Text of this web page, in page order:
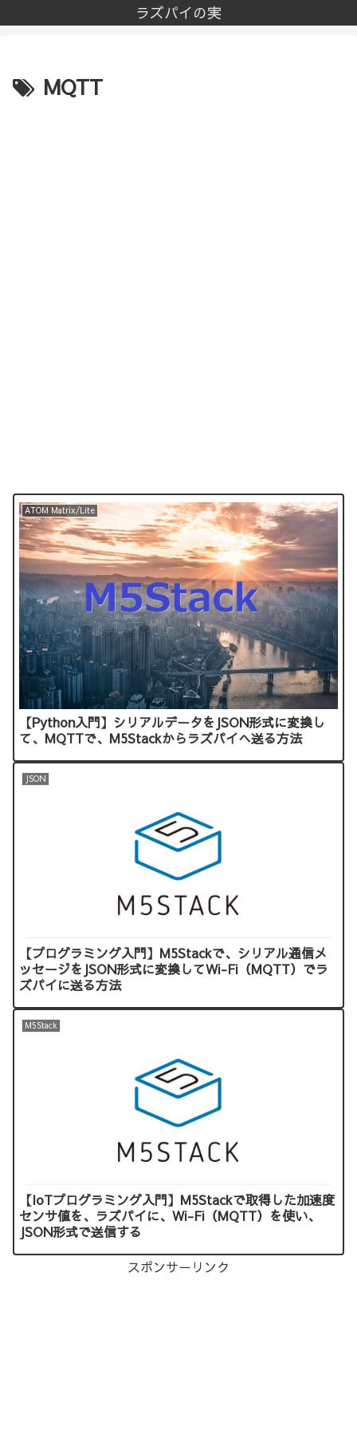
ラズパイの実
MQTT
ATOM Matrix/Lite
【Python入門】シリアルデータをJSON形式に変換し
て、MQTTで、M5Stackからラズパイへ送る方法
JSON
【プログラミング入門】M5Stackで、シリアル通信メ
ッセージをJSON形式に変換してWi-Fi（MQTT）でラ
ズパイに送る方法
M5Stack
【IoTプログラミング入門】M5Stackで取得した加速度
センサ値を、ラズパイに、Wi-Fi（MQTT）を使い、
JSON形式で送信する
スポンサーリンク